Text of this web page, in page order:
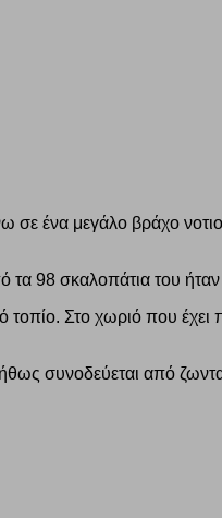
σε ένα μεγάλο βράχο
τα 98 σκαλοπάτια του
Στο χωριό που
συνοδεύεται από